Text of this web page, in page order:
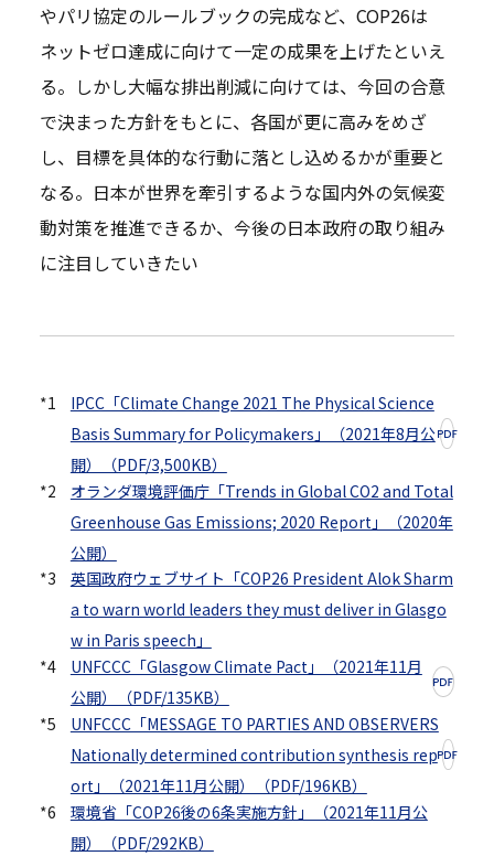
やパリ協定のルールブックの完成など、COP26は
ネットゼロ達成に向けて一定の成果を上げたといえ
る。しかし大幅な排出削減に向けては、今回の合意
で決まった方針をもとに、各国が更に高みをめざ
し、目標を具体的な行動に落とし込めるかが重要と
なる。日本が世界を牽引するような国内外の気候変
動対策を推進できるか、今後の日本政府の取り組み
に注目していきたい
*1
IPCC「Climate Change 2021 The Physical Science
Basis Summary for Policymakers」（2021年8月公
開）（PDF/3,500KB）
*2
オランダ環境評価庁「Trends in Global CO2 and Total
Greenhouse Gas Emissions; 2020 Report」（2020年
公開）
*3
英国政府ウェブサイト「COP26 President Alok Sharm
a to warn world leaders they must deliver in Glasgo
w in Paris speech」
*4
UNFCCC「Glasgow Climate Pact」（2021年11月
公開）（PDF/135KB）
*5
UNFCCC「MESSAGE TO PARTIES AND OBSERVERS
Nationally determined contribution synthesis rep
ort」（2021年11月公開）（PDF/196KB）
*6
環境省「COP26後の6条実施方針」（2021年11月公
開）（PDF/292KB）